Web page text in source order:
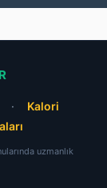
·
Kalori
uzmanlık